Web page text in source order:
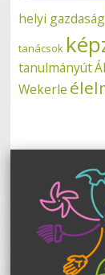
helyi gazdaság
tanácsok
tanulmányút
Wekerle